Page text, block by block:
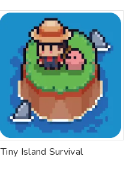
Tiny Island Survival